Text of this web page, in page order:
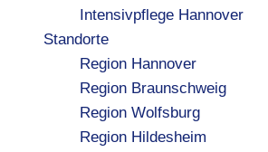
Intensivpflege Hannover
Standorte
Region Hannover
Region Braunschweig
Region Wolfsburg
Region Hildesheim